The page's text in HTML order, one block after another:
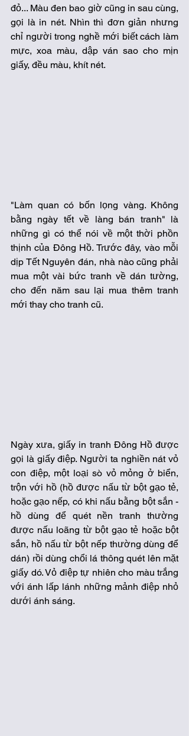
đỏ... Màu đen bao giờ cũng in sau cùng,
gọi là in nét. Nhìn thì đơn giản nhưng
chỉ người trong nghề mới biết cách làm
mực, xoa màu, dập ván sao cho mịn
giấy, đều màu, khít nét.
"Làm quan có bốn lọng vàng. Không
bằng ngày tết về làng bán tranh" là
những gì có thể nói về một thời phồn
thịnh của Đông Hồ. Trước đây, vào mỗi
dịp Tết Nguyên đán, nhà nào cũng phải
mua một vài bức tranh về dán tường,
cho đến năm sau lại mua thêm tranh
mới thay cho tranh cũ.
Ngày xưa, giấy in tranh Đông Hồ được
gọi là giấy điệp. Người ta nghiền nát vỏ
con điệp, một loại sò vỏ mỏng ở biển,
trộn với hồ (hồ được nấu từ bột gạo tẻ,
hoặc gạo nếp, có khi nấu bằng bột sắn -
hồ dùng để quét nền tranh thường
được nấu loãng từ bột gạo tẻ hoặc bột
sắn, hồ nấu từ bột nếp thường dùng để
dán) rồi dùng chổi lá thông quét lên mặt
giấy dó. Vỏ điệp tự nhiên cho màu trắng
với ánh lấp lánh những mảnh điệp nhỏ
dưới ánh sáng.